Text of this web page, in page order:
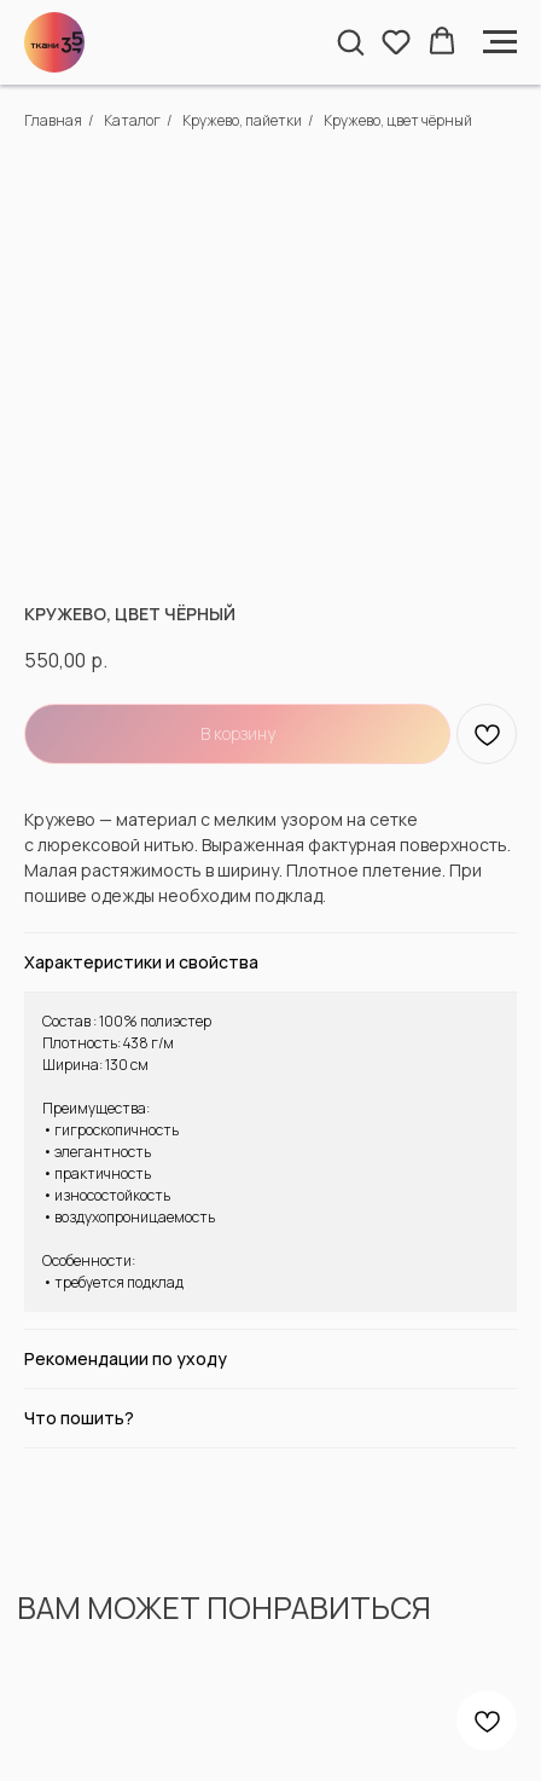
Главная / Каталог / Кружево, пайетки / Кружево, цвет чёрный
КРУЖЕВО, ЦВЕТ ЧЁРНЫЙ
550,00 р.
В корзину
Кружево — материал с мелким узором на сетке
с люрексовой нитью. Выраженная фактурная поверхность.
Малая растяжимость в ширину. Плотное плетение. При
пошиве одежды необходим подклад.
Характеристики и свойства
Состав : 100% полиэстер
Плотность: 438 г/м
Ширина: 130 см
Преимущества:
• гигроскопичность
• элегантность
• практичность
• износостойкость
• воздухопроницаемость
Особенности:
• требуется подклад
Рекомендации по уходу
Что пошить?
ВАМ МОЖЕТ ПОНРАВИТЬСЯ